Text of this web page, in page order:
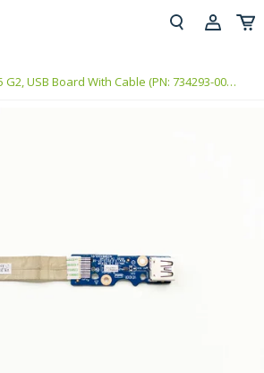
USB Board With Cable (PN: 734293-001,